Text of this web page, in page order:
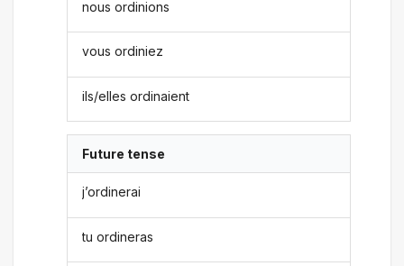
nous ordinions
vous ordiniez
ils/elles ordinaient
Future tense
j’ordinerai
tu ordineras